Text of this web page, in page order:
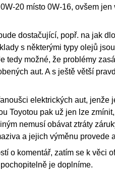
20 místo 0W-16, ovšem jen
dostačující, popř. na jak
s některými typy olejů
tedy možné, že problémy
aut. A s ještě větší
elektrických aut, jenže
Toyotou pak už jen lze
nemusí obávat ztráty
a jejich výměnu provede
o komentář, zatím se k věci
je doplníme.